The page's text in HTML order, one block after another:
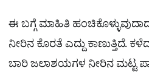
ಈ ಬಗ್ಗೆ ಮಾಹಿತಿ
ನೀರಿನ ಕೊರತೆ ಎದ್ದು ಕಾಣುತ್ತಿದೆ.
ಬಾರಿ ಜಲಾಶಯಗಳ ನೀರಿನ ಮಟ್ಟ